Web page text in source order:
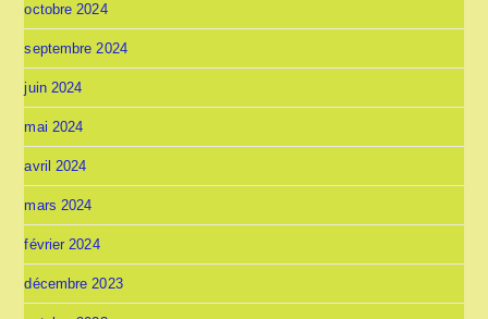
octobre 2024
septembre 2024
juin 2024
mai 2024
avril 2024
mars 2024
février 2024
décembre 2023